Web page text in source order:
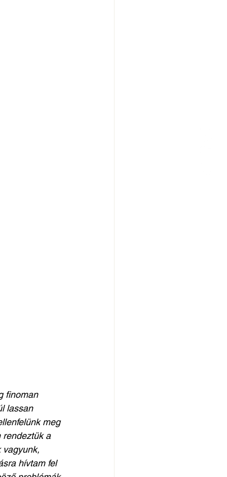
finoman
lassan
meg
rendeztük a
vagyunk,
hívtam fel